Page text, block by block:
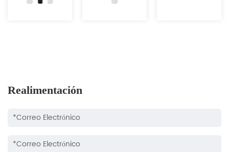
Realimentación